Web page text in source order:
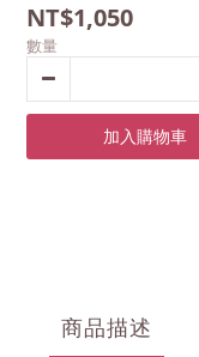
NT$1,050
數量
加入購物車
商品描述